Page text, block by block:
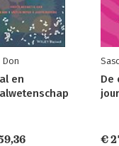
Don
en
De
€